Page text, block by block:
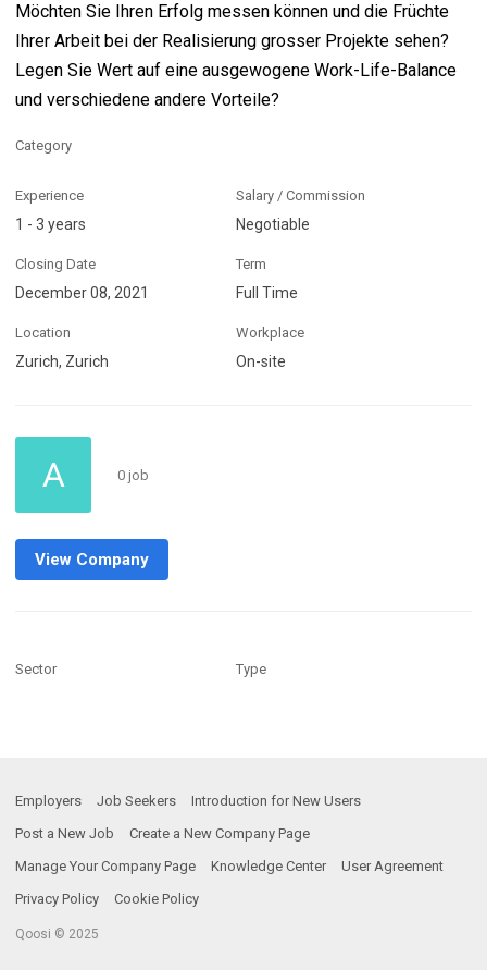
Möchten Sie Ihren Erfolg messen können und die Früchte
Ihrer Arbeit bei der Realisierung grosser Projekte sehen?
Legen Sie Wert auf eine ausgewogene Work-Life-Balance
und verschiedene andere Vorteile?
Category
Experience
1 - 3 years
Salary / Commission
Negotiable
Closing Date
December 08, 2021
Term
Full Time
Location
Zurich, Zurich
Workplace
On-site
A 0 job
View Company
Sector Type
Employers Job Seekers
Introduction for New Users
Post a New Job
Create a New Company Page
Manage Your Company Page
Knowledge Center
User Agreement
Privacy Policy
Cookie Policy
Qoosi © 2025